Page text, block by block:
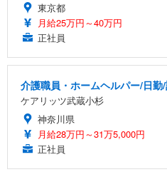
東京都
月給25万円～40万円
正社員
介護職員・ホームヘルパー/日勤
ケアリッツ武蔵小杉
神奈川県
月給28万円～31万5,000円
正社員